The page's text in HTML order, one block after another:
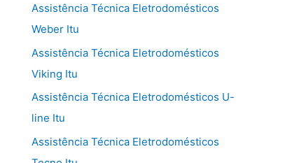
Assistência Técnica Eletrodomésticos
Weber Itu
Assistência Técnica Eletrodomésticos
Viking Itu
Assistência Técnica Eletrodomésticos U-
line Itu
Assistência Técnica Eletrodomésticos